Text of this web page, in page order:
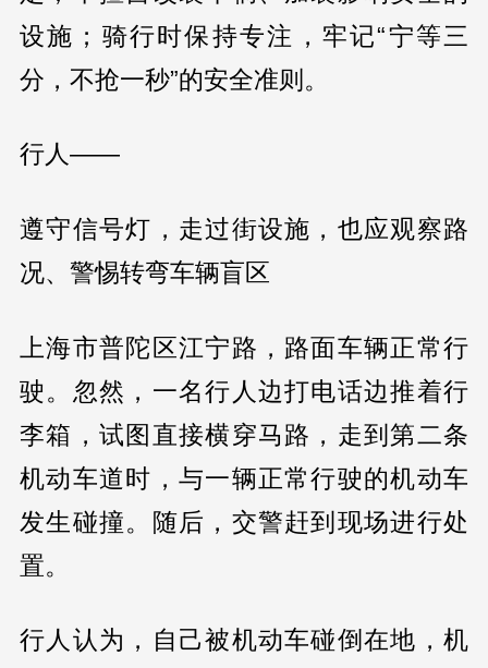
设施；骑行时保持专注，牢记“宁等三
分，不抢一秒”的安全准则。
行人——
遵守信号灯，走过街设施，也应观察路
况、警惕转弯车辆盲区
上海市普陀区江宁路，路面车辆正常行
驶。忽然，一名行人边打电话边推着行
李箱，试图直接横穿马路，走到第二条
机动车道时，与一辆正常行驶的机动车
发生碰撞。随后，交警赶到现场进行处
置。
行人认为，自己被机动车碰倒在地，机